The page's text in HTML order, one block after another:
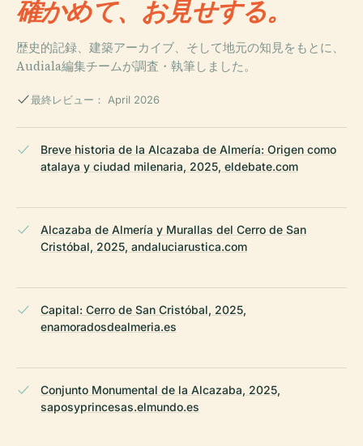
確かめて、お見せする。
歴史的記録、建築アーカイブ、そして地元の知見をもとに、
Audiala編集チームが調査・執筆しました。
最終レビュー： April 2026
Breve historia de la Alcazaba de Almería: Origen como
atalaya y ciudad milenaria, 2025, eldebate.com
Alcazaba de Almería y Murallas del Cerro de San
Cristóbal, 2025, andaluciarustica.com
Capital: Cerro de San Cristóbal, 2025,
enamoradosdealmeria.es
Conjunto Monumental de la Alcazaba, 2025,
saposyprincesas.elmundo.es